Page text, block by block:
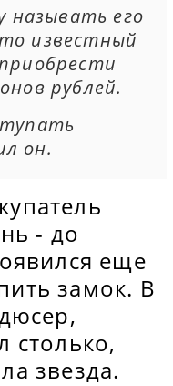
называть его
известный
рублей.
он.
- до
еще
замок. В
столько,
звезда.